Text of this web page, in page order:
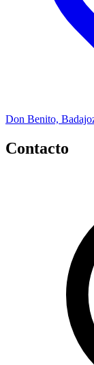
Don Benito,
Contacto